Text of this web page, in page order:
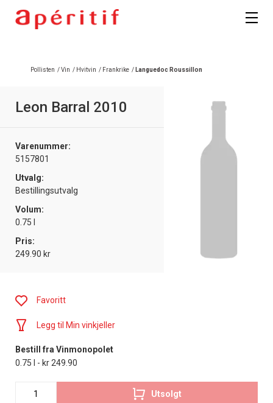
Pollisten /Vin / Hvitvin / Frankrike / Languedoc Roussillon
Leon Barral 2010
Varenummer:
5157801
Utvalg:
Bestillingsutvalg
Volum:
0.75 l
Pris:
249.90 kr
Favoritt
Legg til Min vinkjeller
Bestill fra Vinmonopolet
0.75 l - kr 249.90
Utsolgt